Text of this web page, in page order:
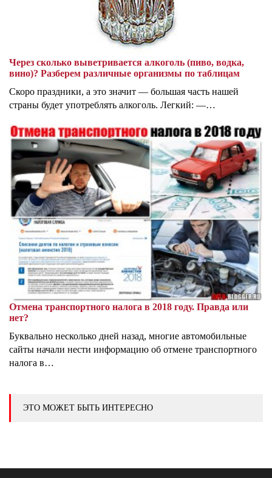
Через сколько выветривается алкоголь (пиво, водка,
вино)? Разберем различные организмы по таблицам
Скоро праздники, а это значит — большая часть нашей
страны будет употреблять алкоголь. Легкий: —…
Отмена транспортного налога в 2018 году. Правда или
нет?
Буквально несколько дней назад, многие автомобильные
сайты начали нести информацию об отмене транспортного
налога в…
ЭТО МОЖЕТ БЫТЬ ИНТЕРЕСНО